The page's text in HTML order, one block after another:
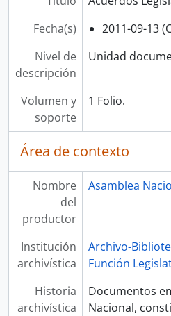
Fecha(s)
2011-09-13
Nivel de
descripción
Unidad
Volumen y
soporte
1 Folio.
Área de contexto
Nombre
del
productor
Asamblea
Institución
archivística
Archivo-
Función
Historia
archivística
Documentos
Nacional,